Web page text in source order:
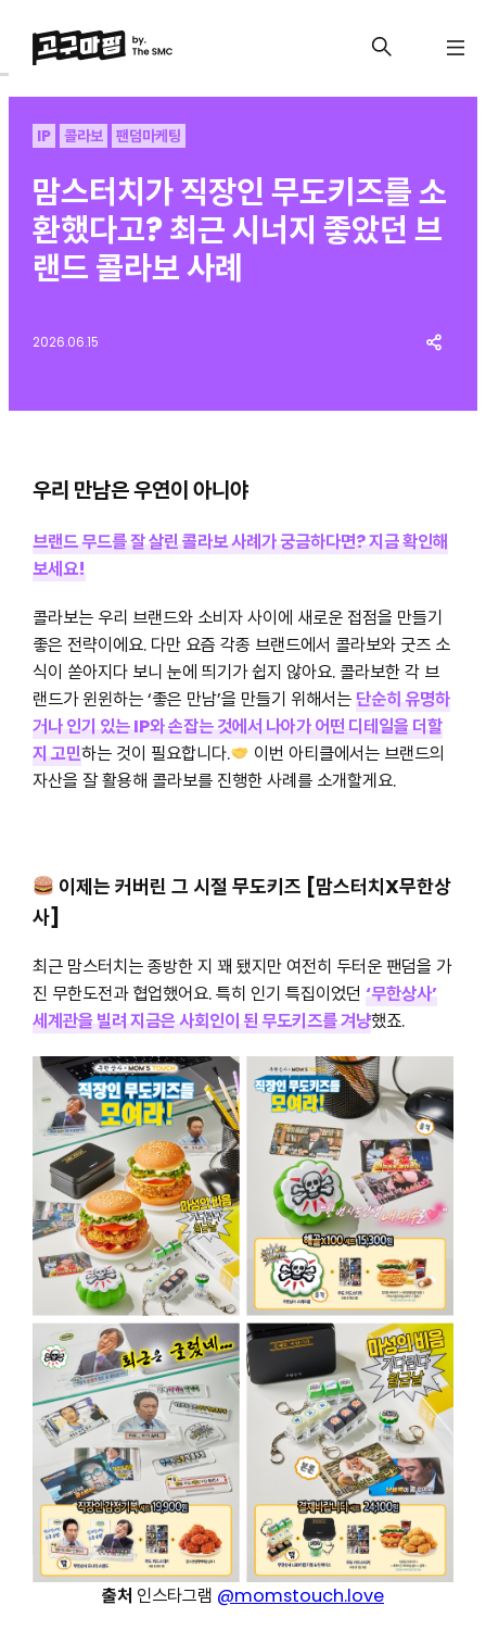
IP 콜라보 팬덤마케팅
맘스터치가 직장인 무도키즈를 소
환했다고? 최근 시너지 좋았던 브
랜드 콜라보 사례
2026.06.15
우리 만남은 우연이 아니야
브랜드 무드를 잘 살린 콜라보 사례가 궁금하다면? 지금 확인해
보세요!
콜라보는 우리 브랜드와 소비자 사이에 새로운 접점을 만들기
좋은 전략이에요. 다만 요즘 각종 브랜드에서 콜라보와 굿즈 소
식이 쏟아지다 보니 눈에 띄기가 쉽지 않아요. 콜라보한 각 브
랜드가 윈윈하는 ‘좋은 만남’을 만들기 위해서는단순히 유명하
거나 인기 있는 IP와 손잡는 것에서 나아가 어떤 디테일을 더할
지 고민하는 것이 필요합니다.
이번 아티클에서는 브랜드의
자산을 잘 활용해 콜라보를 진행한 사례를 소개할게요.
이제는 커버린 그 시절 무도키즈 [맘스터치X무한상
사]
최근 맘스터치는 종방한 지 꽤 됐지만 여전히 두터운 팬덤을 가
진 무한도전과 협업했어요. 특히 인기 특집이었던 ‘무한상사’
세계관을 빌려 지금은 사회인이 된 무도키즈를 겨냥했죠.
출처 인스타그램 @momstouch.love